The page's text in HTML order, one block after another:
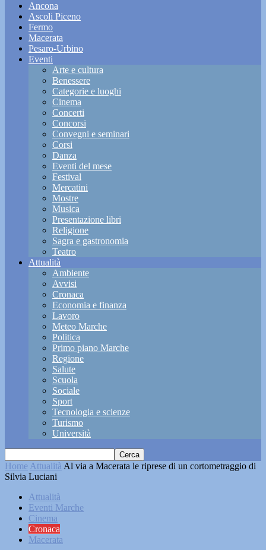
Ancona
Ascoli Piceno
Fermo
Macerata
Pesaro-Urbino
Eventi
Arte e cultura
Benessere
Categorie e luoghi
Cinema
Concerti
Concorsi
Convegni e seminari
Corsi
Danza
Eventi del mese
Festival
Mercatini
Mostre
Musica
Presentazione libri
Religione
Sagra e gastronomia
Teatro
Attualità
Ambiente
Avvisi
Cronaca
Economia e finanza
Lavoro
Meteo Marche
Politica
Primo piano Marche
Regione
Salute
Scuola
Sociale
Sport
Tecnologia e scienze
Turismo
Università
Home Attualità Al via a Macerata le riprese di un cortometraggio di
Silvia Luciani
Attualità
Eventi Marche
Cinema
Cronaca
Macerata